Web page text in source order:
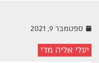
ספטמבר 9, 2021
יעלי אליה מדי